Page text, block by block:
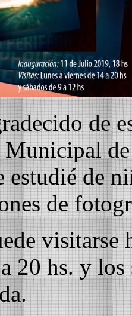
de
estudié de
de
visitarse
20 hs. y los